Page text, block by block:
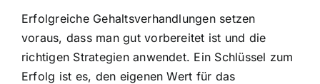
Erfolgreiche Gehaltsverhandlungen setzen
voraus, dass man gut vorbereitet ist und die
richtigen Strategien anwendet. Ein Schlüssel zum
Erfolg ist es, den eigenen Wert für das